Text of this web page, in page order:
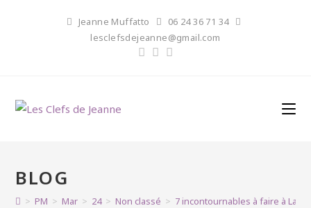
Jeanne Muffatto
06 24 36 71 34
lesclefsdejeanne@gmail.com
BLOG
> PM > Mar > 24 > Non classé > 7 incontournables à faire à